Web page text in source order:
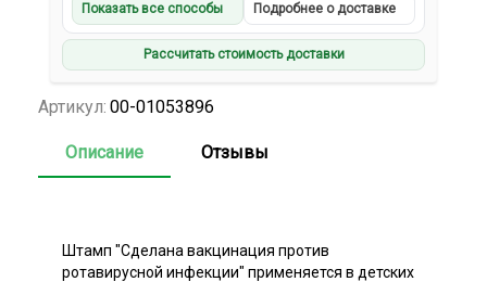
Показать все способы Подробнее о доставке
Рассчитать стоимость доставки
Артикул: 00-01053896
Описание Отзывы
Штамп "Сделана вакцинация против
ротавирусной инфекции" применяется в детских